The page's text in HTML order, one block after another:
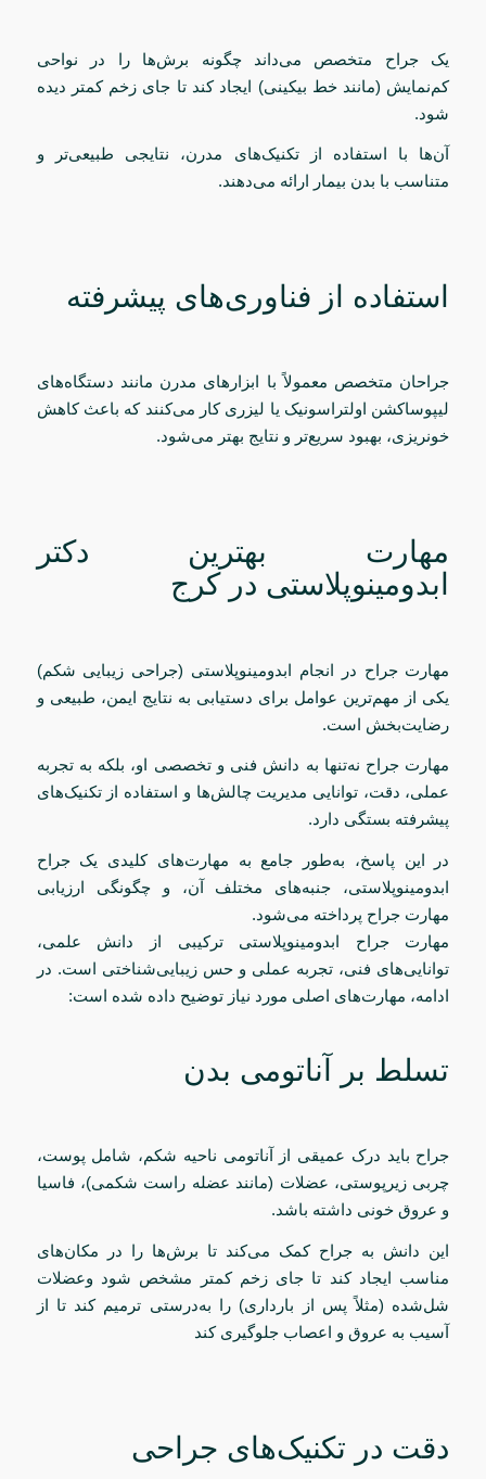
یک جراح متخصص می‌داند چگونه برش‌ها را در نواحی
کم‌نمایش (مانند خط بیکینی) ایجاد کند تا جای زخم کمتر دیده
شود.
آن‌ها با استفاده از تکنیک‌های مدرن، نتایجی طبیعی‌تر و
متناسب با بدن بیمار ارائه می‌دهند.
استفاده از فناوری‌های پیشرفته
جراحان متخصص معمولاً با ابزارهای مدرن مانند دستگاه‌های
لیپوساکشن اولتراسونیک یا لیزری کار می‌کنند که باعث کاهش
خونریزی، بهبود سریع‌تر و نتایج بهتر می‌شود.
مهارت بهترین دکتر
ابدومینوپلاستی در کرج
مهارت جراح در انجام ابدومینوپلاستی (جراحی زیبایی شکم)
یکی از مهم‌ترین عوامل برای دستیابی به نتایج ایمن، طبیعی و
رضایت‌بخش است.
مهارت جراح نه‌تنها به دانش فنی و تخصصی او، بلکه به تجربه
عملی، دقت، توانایی مدیریت چالش‌ها و استفاده از تکنیک‌های
پیشرفته بستگی دارد.
در این پاسخ، به‌طور جامع به مهارت‌های کلیدی یک جراح
ابدومینوپلاستی، جنبه‌های مختلف آن، و چگونگی ارزیابی
مهارت جراح پرداخته می‌شود.
مهارت جراح ابدومینوپلاستی ترکیبی از دانش علمی،
توانایی‌های فنی، تجربه عملی و حس زیبایی‌شناختی است. در
ادامه، مهارت‌های اصلی مورد نیاز توضیح داده شده است:
تسلط بر آناتومی بدن
جراح باید درک عمیقی از آناتومی ناحیه شکم، شامل پوست،
چربی زیرپوستی، عضلات (مانند عضله راست شکمی)، فاسیا
و عروق خونی داشته باشد.
این دانش به جراح کمک می‌کند تا برش‌ها را در مکان‌های
مناسب ایجاد کند تا جای زخم کمتر مشخص شود وعضلات
شل‌شده (مثلاً پس از بارداری) را به‌درستی ترمیم کند تا از
آسیب به عروق و اعصاب جلوگیری کند
دقت در تکنیک‌های جراحی